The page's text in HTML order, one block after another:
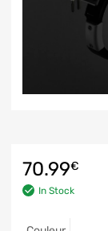
70.99€
In Stock